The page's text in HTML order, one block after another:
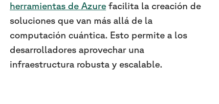
herramientas de Azure facilita la creación de
soluciones que van más allá de la
computación cuántica. Esto permite a los
desarrolladores aprovechar una
infraestructura robusta y escalable.